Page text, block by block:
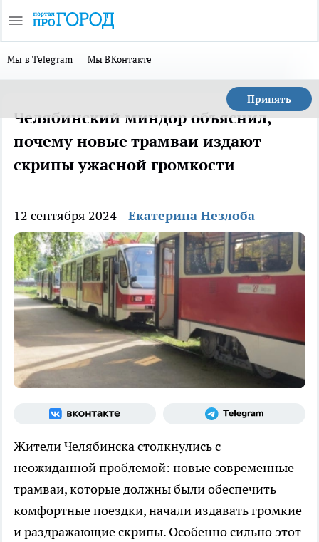
Мы в Telegram Мы ВКонтакте
Принять
Челябинский миндор объяснил,
почему новые трамваи издают
скрипы ужасной громкости
12 сентября 2024 Екатерина Незлоба
Жители Челябинска столкнулись с
неожиданной проблемой: новые современные
трамваи, которые должны были обеспечить
комфортные поездки, начали издавать громкие
и раздражающие скрипы. Особенно сильно этот